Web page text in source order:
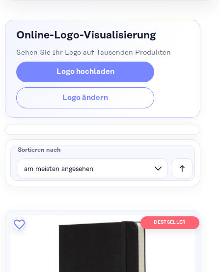
Online-Logo-Visualisierung
Sehen Sie Ihr Logo auf Tausenden Produkten
Logo hochladen
Logo ändern
Sortieren nach
BESTSELLER